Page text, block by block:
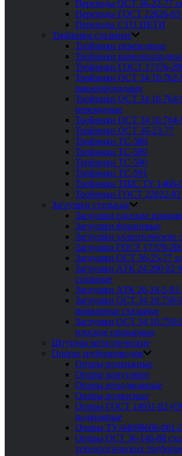
Переходы ОСТ 36-22-77
Переходы ГОСТ 22826-
Переходы СТО ЦКТИ
Тройники стальные
Тройники переходные
Тройники
Тройники ГОСТ 17376-
Тройники ОСТ 34 10.762-
равнопроходные
Тройники ОСТ 34 10.764-
переходные
Тройники ОСТ 34 10.764-
Тройники ОСТ 36-23-77
Тройники ТС-588
Тройники ТС-589
Тройники ТС-590
Тройники ТС-591
Тройники ТШС ТУ 1468-
Тройники ГОСТ 22822-83
Заглушки стальные
Заглушки плоские
Заглушки фланцевые
Заглушки эллиптические
Заглушки ГОСТ 17379-
Заглушки ОСТ 36-25-77
Заглушки АТК 24.200 02
стальные
Заглушки АТК 26-18-5-93
Заглушки ОСТ 34 10.758-
приварные стальные
Заглушки ОСТ 34 10.759-
плоские приварные
Штуцера металлические
Опоры трубопроводов
Опоры подвижные
Опоры хомутовые
Опоры неподвижные
Опоры подвесные
Опоры ГОСТ 14911-82
подвижные
Опоры ТУ-04698606-001-
Опоры ОСТ 36-146-88
технологических